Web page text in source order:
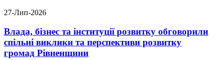
27-Лип-2026
Влада, бізнес та інституції розвитку обговорили
спільні виклики та перспективи розвитку
громад Рівненщини